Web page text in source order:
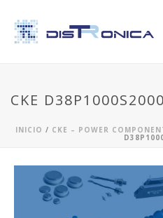
CKE D38P1000S2000
INICIO / CKE – POWER